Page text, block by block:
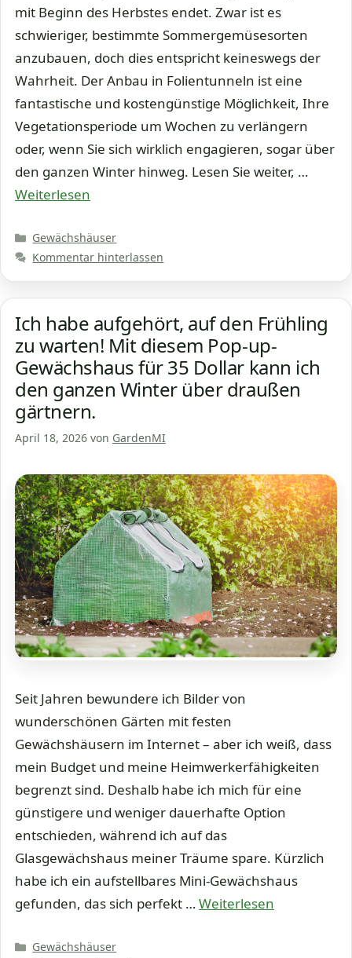
mit Beginn des Herbstes endet. Zwar ist es
schwieriger, bestimmte Sommergemüsesorten
anzubauen, doch dies entspricht keineswegs der
Wahrheit. Der Anbau in Folientunneln ist eine
fantastische und kostengünstige Möglichkeit, Ihre
Vegetationsperiode um Wochen zu verlängern
oder, wenn Sie sich wirklich engagieren, sogar über
den ganzen Winter hinweg. Lesen Sie weiter, …
Weiterlesen
Kategorien
Gewächshäuser
Kommentar hinterlassen
Ich habe aufgehört, auf den Frühling
zu warten! Mit diesem Pop-up-
Gewächshaus für 35 Dollar kann ich
den ganzen Winter über draußen
gärtnern.
April 18, 2026 von GardenMI
Seit Jahren bewundere ich Bilder von
wunderschönen Gärten mit festen
Gewächshäusern im Internet – aber ich weiß, dass
mein Budget und meine Heimwerkerfähigkeiten
begrenzt sind. Deshalb habe ich mich für eine
günstigere und weniger dauerhafte Option
entschieden, während ich auf das
Glasgewächshaus meiner Träume spare. Kürzlich
habe ich ein aufstellbares Mini-Gewächshaus
gefunden, das sich perfekt …Weiterlesen
Kategorien
Gewächshäuser